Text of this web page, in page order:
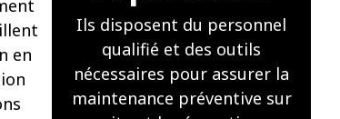
en
Ils disposent du personnel
qualifié et des outils
nécessaires pour assurer la
maintenance préventive sur